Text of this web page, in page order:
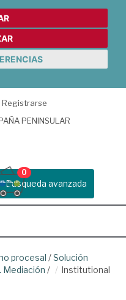
Registrarse
PENINSULAR
Busqueda avanzada
0
procesal /Solución
/
Institutional